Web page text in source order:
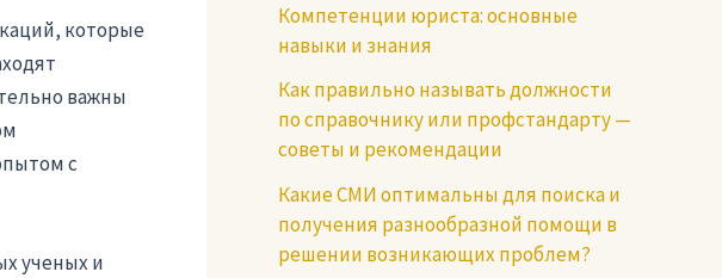
которые
важны
с
ученых и
Компетенции юриста: основные
навыки и знания
Как правильно называть должности
по справочнику или профстандарту —
советы и рекомендации
Какие СМИ оптимальны для поиска и
получения разнообразной помощи в
решении возникающих проблем?